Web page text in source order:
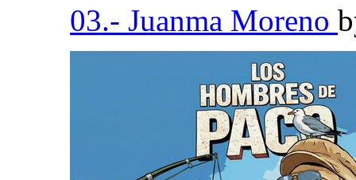
03.- Juanma Moreno